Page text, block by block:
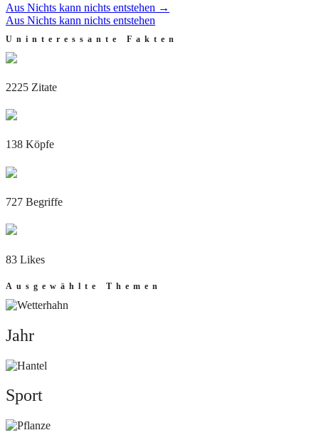
Aus Nichts kann nichts entstehen →
Aus Nichts kann nichts entstehen
Uninteressante Fakten
2225 Zitate
138 Köpfe
727 Begriffe
83 Likes
Ausgewählte Themen
Jahr
Jahr
Sport
Sport
Natur